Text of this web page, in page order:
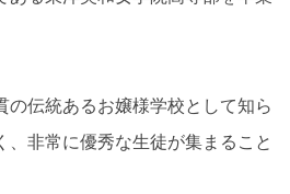
の伝統あるお嬢様学校として知ら
、非常に優秀な生徒が集まること